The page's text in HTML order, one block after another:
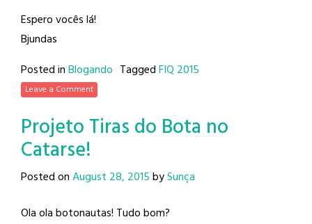
Espero vocês lá!
Bjundas
Posted inBlogando TaggedFIQ 2015
Leave a Comment
Projeto Tiras do Bota no
Catarse!
Posted onAugust 28, 2015bySunça
Ola ola botonautas! Tudo bom?